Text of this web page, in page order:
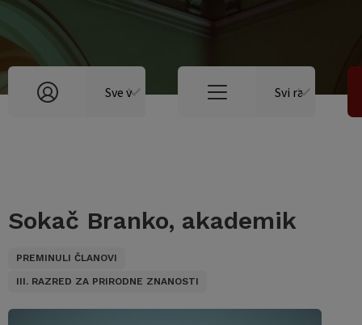
Sokač Branko, akademik
PREMINULI ČLANOVI
III. RAZRED ZA PRIRODNE ZNANOSTI